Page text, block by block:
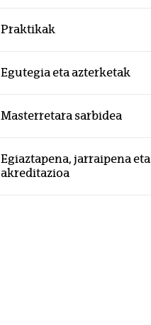
Praktikak
Egutegia eta azterketak
Masterretara sarbidea
Egiaztapena, jarraipena eta
akreditazioa